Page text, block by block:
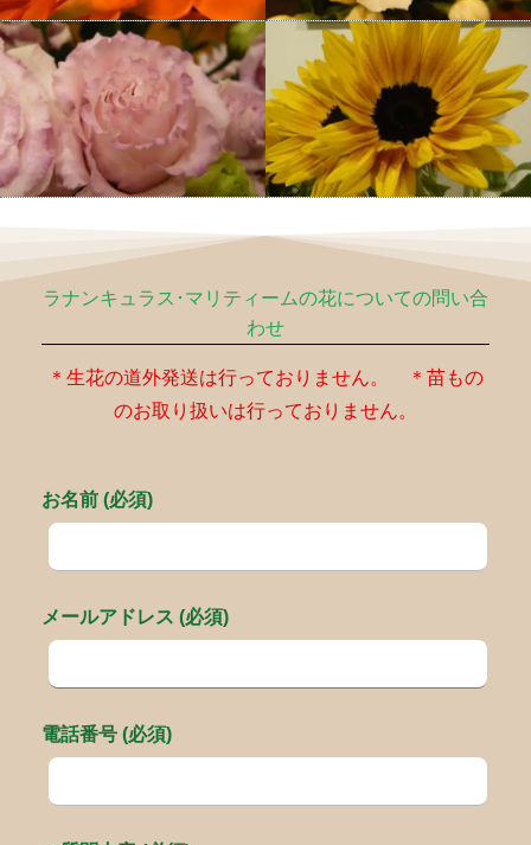
ラナンキュラス･マリティームの花についての問い合
わせ
＊生花の道外発送は行っておりません。 ＊苗もの
のお取り扱いは行っておりません。
お名前 (必須)
メールアドレス (必須)
電話番号 (必須)